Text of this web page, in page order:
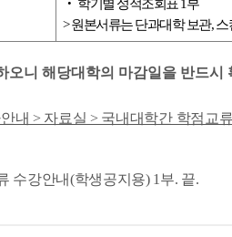
‧ 학기별 성적조회표 1부
> 원본서류는 단과대학 보관,
오니 해당대학의 마감일을 반드시
내 > 자료실 > 국내대학간 학점교
수강안내(학생공지용) 1부. 끝.